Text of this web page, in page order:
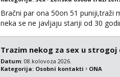
Bračni par ona 50on 51 puniji,traži
neka se ne javljaju stariji od 30
Trazim nekog za sex u strogoj
Datum: 08.kolovoza 2026.
Kategorija: Osobni kontakti ONA